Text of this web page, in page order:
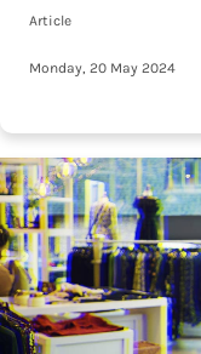
Article
Monday, 20 May 2024